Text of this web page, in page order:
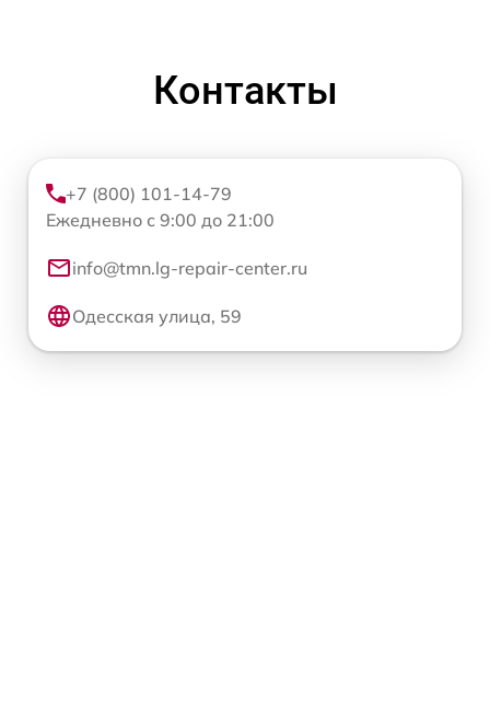
Контакты
+7 (800) 101-14-79
Ежедневно с 9:00 до 21:00
info@tmn.lg-repair-center.ru
Одесская улица, 59